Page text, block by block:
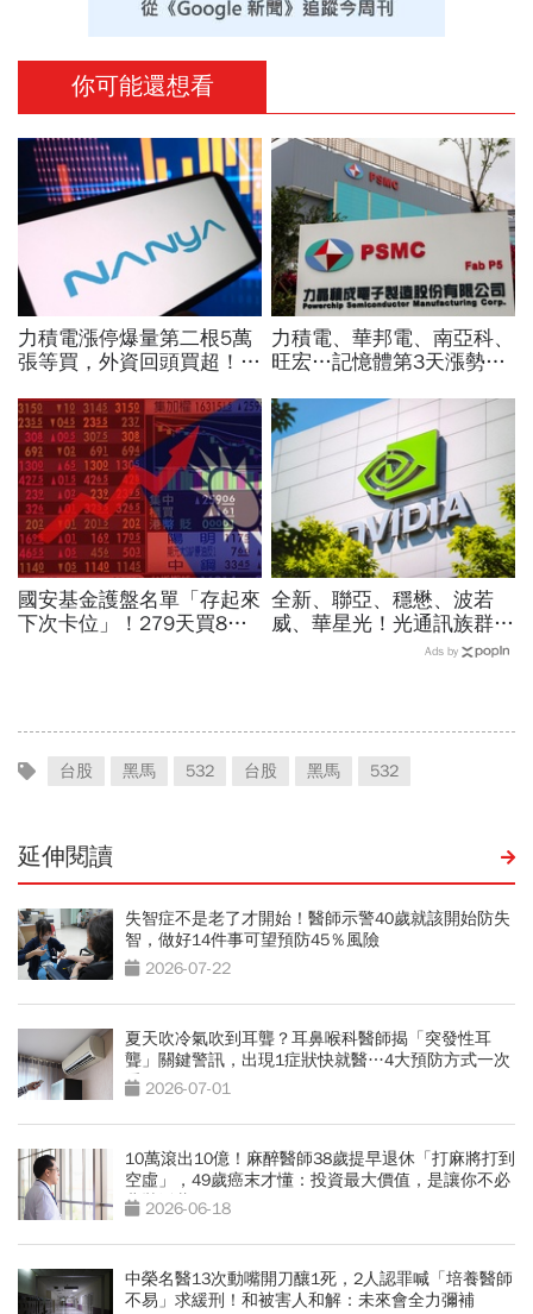
你可能還想看
力積電漲停爆量第二根5萬
張等買，外資回頭買超！華
選誰：關鍵要看這數字
力積電、華邦電、南亞科、
旺宏…記憶體第3天漲勢繼
賣！力積電漲停原因曝光
國安基金護盤名單「存起來
下次卡位」！279天買8檔
全新、聯亞、穩懋、波若
威、華星光！光通訊族群一
堆連拉4根漲停，跟誰有
Ads by
台股 黑馬 532 台股 黑馬 532
延伸閱讀
失智症不是老了才開始！醫師示警40歲就該開始防失
智，做好14件事可望預防45％風險
2026-07-22
夏天吹冷氣吹到耳聾？耳鼻喉科醫師揭「突發性耳
聾」關鍵警訊，出現1症狀快就醫…4大預防方式一次
看 2026-07-01
10萬滾出10億！麻醉醫師38歲提早退休「打麻將打到
空虛」，49歲癌末才懂：投資最大價值，是讓你不必
悲壯活著
2026-06-18
中榮名醫13次動嘴開刀釀1死，2人認罪喊「培養醫師
不易」求緩刑！和被害人和解：未來會全力彌補